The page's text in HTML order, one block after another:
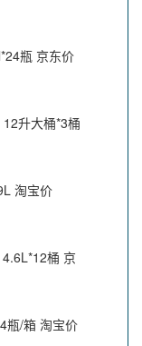
瓶 京东价
升大桶*3桶
淘宝价
桶 京
瓶/箱 淘宝价